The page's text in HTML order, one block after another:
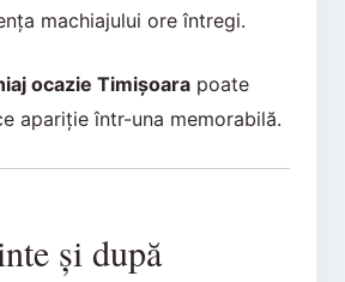
machiajului ore întregi.
ocazie Timișoarapoate
apariție într-una memorabilă.
și după